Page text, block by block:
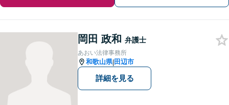
岡田 政和 弁護士
あおい法律事務所
和歌山県|田辺市
詳細を見る